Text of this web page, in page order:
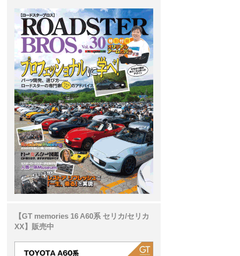
【GT memories 16 A60系 セリカ/セリカ
XX】販売中